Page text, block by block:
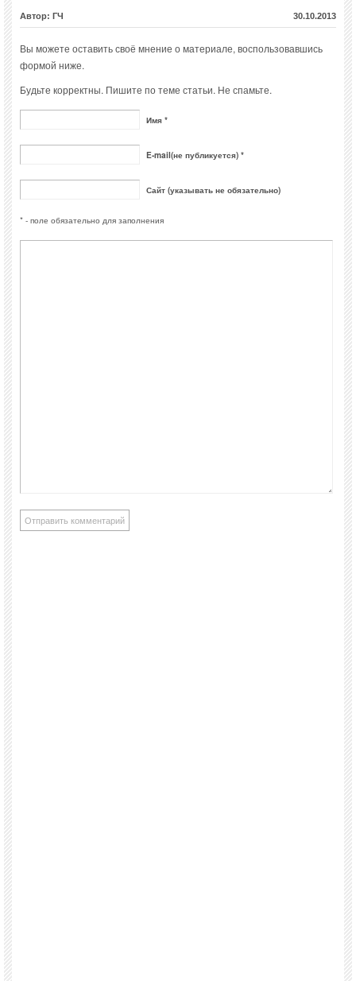
Автор: ГЧ 30.10.2013
Вы можете оставить своё мнение о материале, воспользовавшись
формой ниже.
Будьте корректны. Пишите по теме статьи. Не спамьте.
Имя *
E-mail(не публикуется) *
Сайт (указывать не обязательно)
* - поле обязательно для заполнения